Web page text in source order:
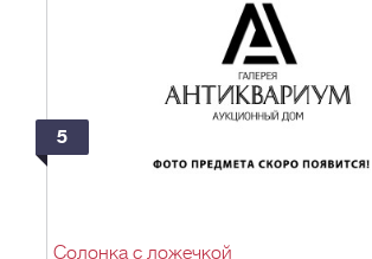
5
Солонка с ложечкой